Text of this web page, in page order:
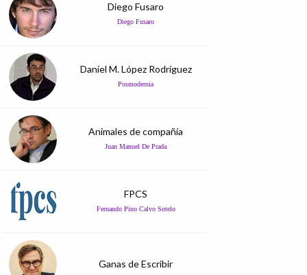
Diego Fusaro
Diego Fusaro
Daniel M. López Rodríguez
Posmodernia
Animales de compañía
Juan Manuel De Prada
FPCS
Fernando Pino Calvo Sotelo
Ganas de Escribir